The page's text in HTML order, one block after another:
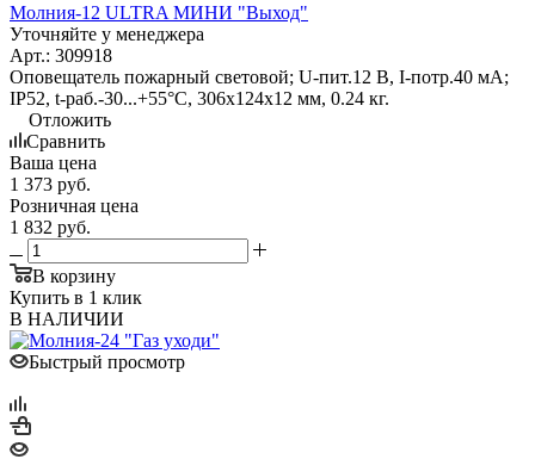
Молния-12 ULTRA МИНИ "Выход"
Уточняйте у менеджера
Арт.: 309918
Оповещатель пожарный световой; U-пит.12 В, I-потр.40 мА;
IP52, t-раб.-30...+55°С, 306х124х12 мм, 0.24 кг.
Отложить
Сравнить
Ваша цена
1 373 руб.
Розничная цена
1 832 руб.
В корзину
Купить в 1 клик
В НАЛИЧИИ
Быстрый просмотр